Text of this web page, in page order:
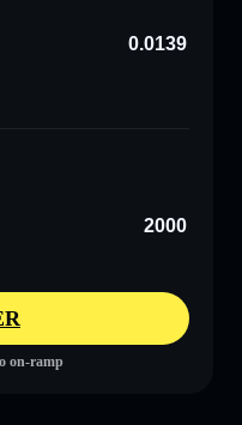
on-ramp